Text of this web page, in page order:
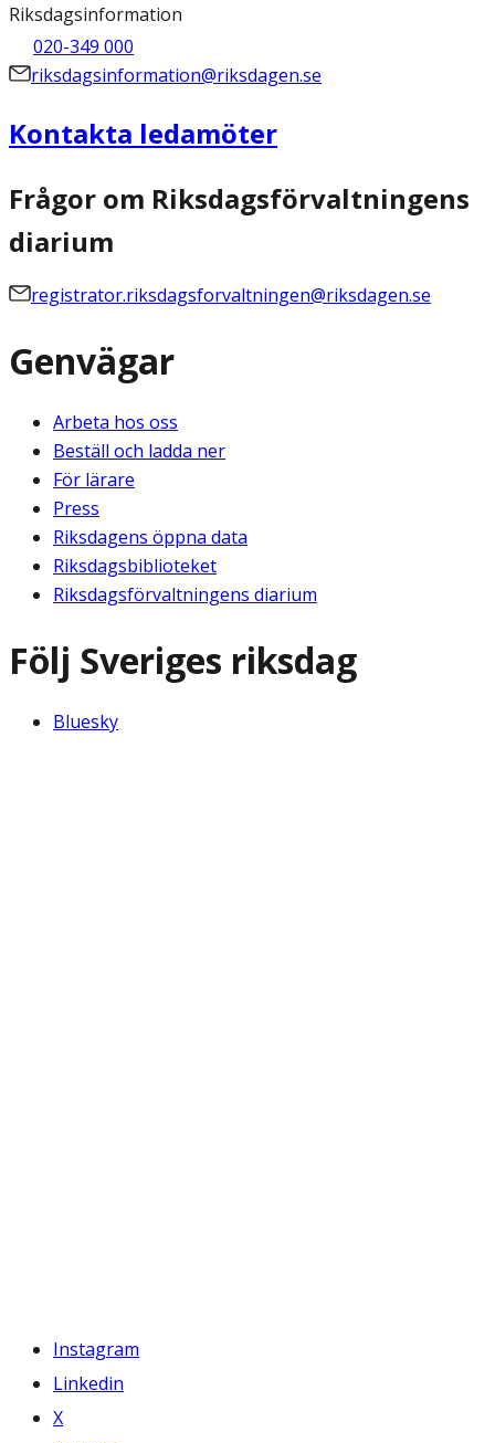
Riksdagsinformation
020-349 000
riksdagsinformation@riksdagen.se
Kontakta ledamöter
Frågor om Riksdagsförvaltningens
diarium
registrator.riksdagsforvaltningen@riksdagen.se
Genvägar
Arbeta hos oss
Beställ och ladda ner
För lärare
Press
Riksdagens öppna data
Riksdagsbiblioteket
Riksdagsförvaltningens diarium
Följ Sveriges riksdag
Bluesky
Instagram
Linkedin
X